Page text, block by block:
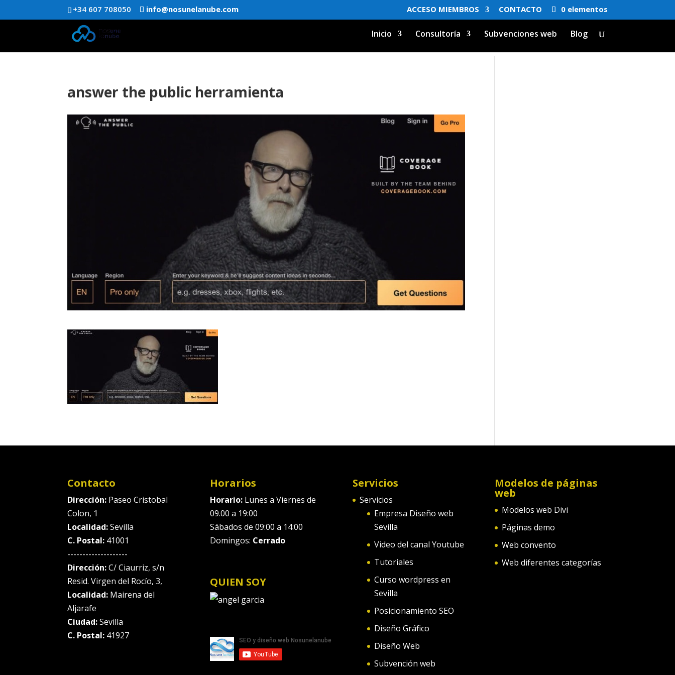
+34 607 708050 info@nosunelanube.com ACCESO MIEMBROS CONTACTO 0 elementos
Inicio Consultoría Subvenciones web Blog
answer the public herramienta
Contacto
Dirección: Paseo Cristobal
Colon, 1
Localidad:Sevilla
C. Postal: 41001
--------------------
Dirección:C/ Ciaurriz, s/n
Resid. Virgen del Rocío, 3,
Localidad: Mairena del
Aljarafe
Ciudad:Sevilla
C. Postal: 41927
Horarios
Horario:Lunes a Viernes de
09.00 a 19:00
Sábados de 09:00 a 14:00
Domingos: Cerrado
QUIEN SOY
Servicios
Servicios
Empresa Diseño web
Sevilla
Video del canal Youtube
Tutoriales
Curso wordpress en
Sevilla
Posicionamiento SEO
Diseño Gráfico
Diseño Web
Subvención web
Modelos de páginas
web
Modelos web Divi
Páginas demo
Web convento
Web diferentes categorías